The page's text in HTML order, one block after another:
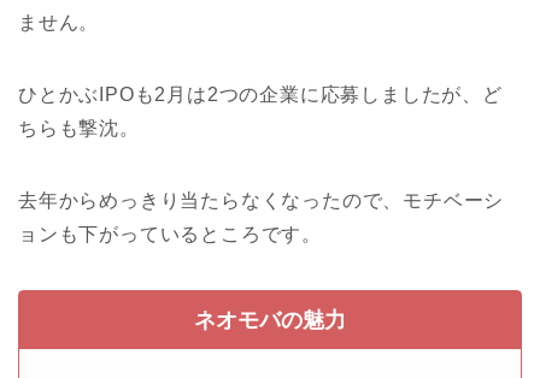
ません。
ひとかぶIPOも2月は2つの企業に応募しましたが、ど
ちらも撃沈。
去年からめっきり当たらなくなったので、モチベーシ
ョンも下がっているところです。
ネオモバの魅力